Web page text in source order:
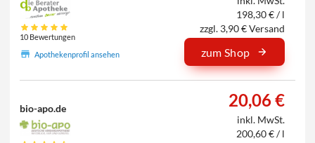
10 Bewertungen
Apothekenprofil ansehen
198,30 € / l
zzgl. 3,90 € Versand
zum Shop
bio-apo.de 20,06 €
inkl. MwSt.
200,60 € / l